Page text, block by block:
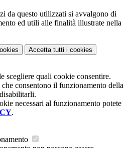
da questo utilizzati si avvalgono di
ed utili alle finalità illustrate nella
Accetta tutti i cookies
scegliere quali cookie consentire.
consentono il funzionamento della
necessari al funzionamento potete
.